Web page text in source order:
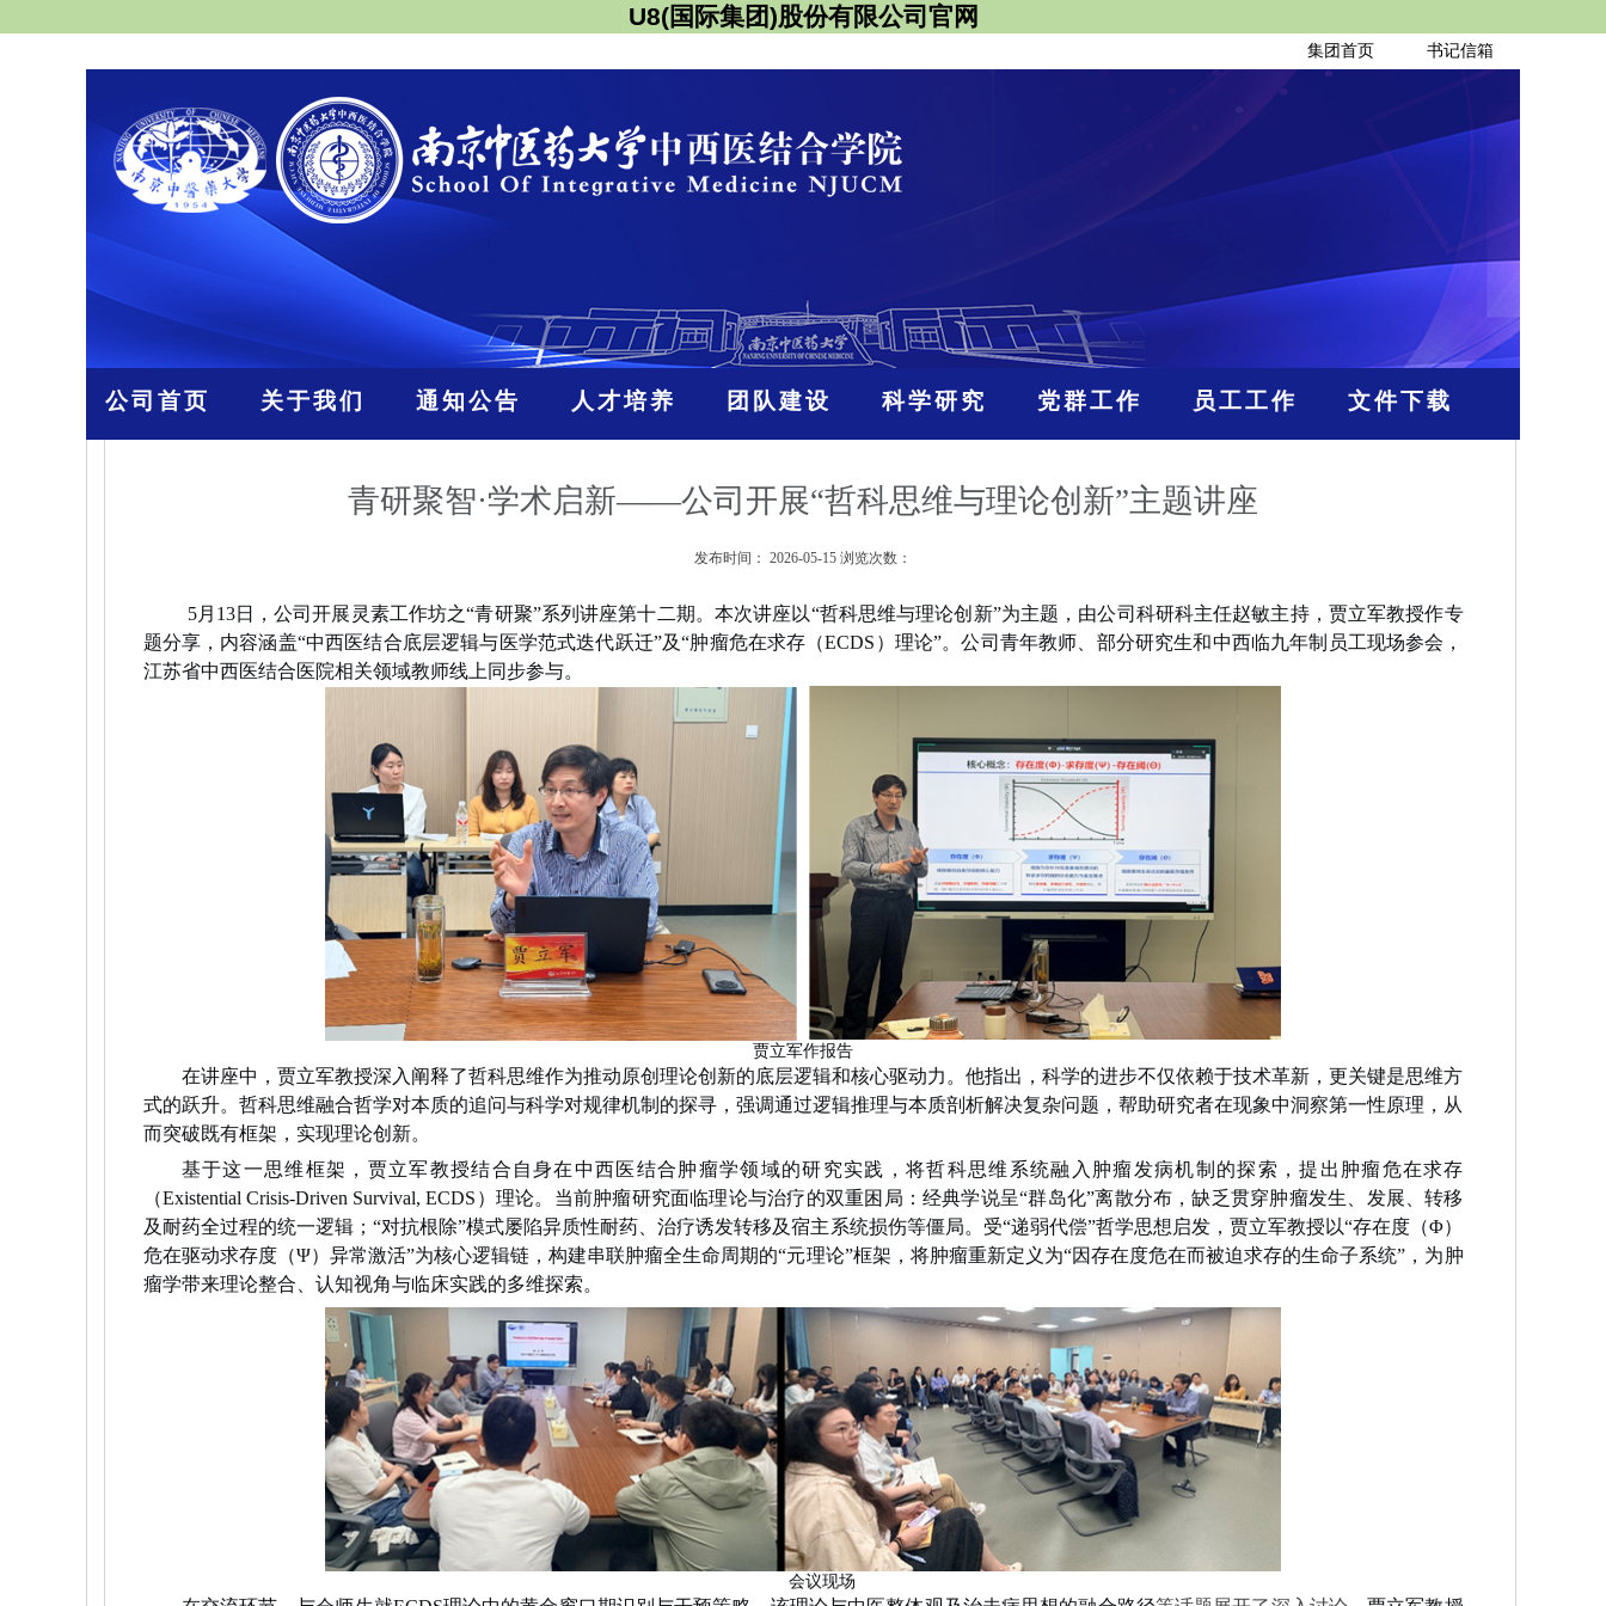
U8(国际集团)股份有限公司官网
集团首页 书记信箱
公司首页 关于我们 通知公告 人才培养 团队建设 科学研究 党群工作 员工工作 文件下载
青研聚智·学术启新——公司开展“哲科思维与理论创新”主题讲座
发布时间： 2026-05-15 浏览次数：
5月13日，公司开展灵素工作坊之“青研聚”系列讲座第十二期。本次讲座以“哲科思维与理论创新”为主题，由公司科研科主任赵敏主持，贾立军教授作专
题分享，内容涵盖“中西医结合底层逻辑与医学范式迭代跃迁”及“肿瘤危在求存（ECDS）理论”。公司青年教师、部分研究生和中西临九年制员工现场参会，
江苏省中西医结合医院相关领域教师线上同步参与。
贾立军作报告
在讲座中，贾立军教授深入阐释了哲科思维作为推动原创理论创新的底层逻辑和核心驱动力。他指出，科学的进步不仅依赖于技术革新，更关键是思维方
式的跃升。哲科思维融合哲学对本质的追问与科学对规律机制的探寻，强调通过逻辑推理与本质剖析解决复杂问题，帮助研究者在现象中洞察第一性原理，从
而突破既有框架，实现理论创新。
基于这一思维框架，贾立军教授结合自身在中西医结合肿瘤学领域的研究实践，将哲科思维系统融入肿瘤发病机制的探索，提出肿瘤危在求存
（Existential Crisis-Driven Survival, ECDS）理论。当前肿瘤研究面临理论与治疗的双重困局：经典学说呈“群岛化”离散分布，缺乏贯穿肿瘤发生、发展、转移
及耐药全过程的统一逻辑；“对抗根除”模式屡陷异质性耐药、治疗诱发转移及宿主系统损伤等僵局。受“递弱代偿”哲学思想启发，贾立军教授以“存在度（Φ）
危在驱动求存度（Ψ）异常激活”为核心逻辑链，构建串联肿瘤全生命周期的“元理论”框架，将肿瘤重新定义为“因存在度危在而被迫求存的生命子系统”，为肿
瘤学带来理论整合、认知视角与临床实践的多维探索。
会议现场